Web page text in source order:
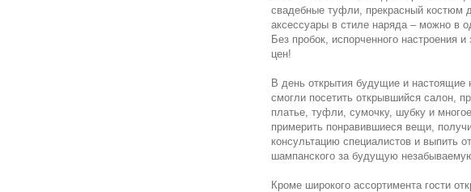
свадебные туфли, прекрасный костюм
аксессуары в стиле наряда – можно в
Без пробок, испорченного настроения и
цен!
В день открытия будущие и настоящие
смогли посетить открывшийся салон,
платье, туфли, сумочку, шубку и многое
примерить понравившиеся вещи,
консультацию специалистов и выпить
шампанского за будущую
Кроме широкого ассортимента гости